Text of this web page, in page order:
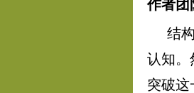
作者团
结
认知。
突破这